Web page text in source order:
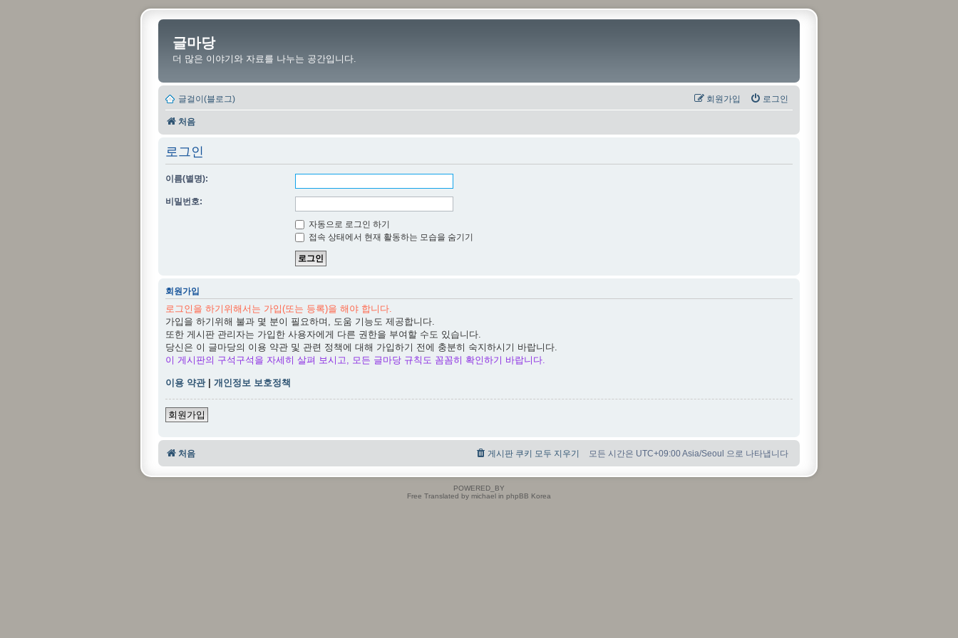
글마당
더 많은 이야기와 자료를 나누는 공간입니다.
글걸이(블로그) 로그인
회원가입
처음
로그인
이름(별명):
비밀번호:
자동으로 로그인 하기
접속 상태에서 현재 활동하는 모습을 숨기기
회원가입
로그인을 하기위해서는 가입(또는 등록)을 해야 합니다.
가입을 하기위해 불과 몇 분이 필요하며, 도움 기능도 제공합니다.
또한 게시판 관리자는 가입한 사용자에게 다른 권한을 부여할 수도 있습니다.
당신은 이 글마당의 이용 약관 및 관련 정책에 대해 가입하기 전에 충분히 숙지하시기 바랍니다.
이 게시판의 구석구석을 자세히 살펴 보시고, 모든 글마당 규칙도 꼼꼼히 확인하기 바랍니다.
이용 약관| 개인정보 보호정책
회원가입
처음 모든 시간은 UTC+09:00 Asia/Seoul 으로 나타냅니다
게시판 쿠키 모두 지우기
POWERED_BY
Free Translated by michael in phpBB Korea